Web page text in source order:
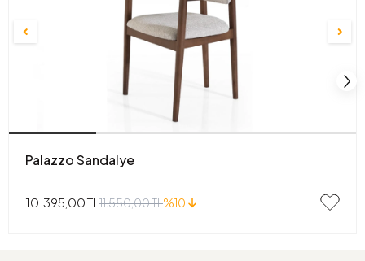
Palazzo Sandalye
10.395,00 TL 11.550,00 TL%10